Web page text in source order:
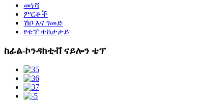
መነሻ
ምርቶች
ሽቦ እና ገመድ
የቴፕ ተከታታይ
ከፊል-ኮንዳክቲቭ ናይሎን ቴፕ